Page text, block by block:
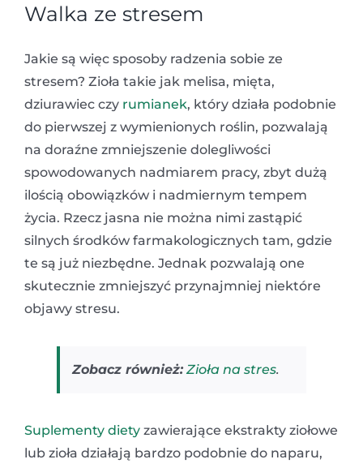
Walka ze stresem
Jakie są więc sposoby radzenia sobie ze
stresem? Zioła takie jak melisa, mięta,
dziurawiec czy rumianek, który działa podobnie
do pierwszej z wymienionych roślin, pozwalają
na doraźne zmniejszenie dolegliwości
spowodowanych nadmiarem pracy, zbyt dużą
ilością obowiązków i nadmiernym tempem
życia. Rzecz jasna nie można nimi zastąpić
silnych środków farmakologicznych tam, gdzie
te są już niezbędne. Jednak pozwalają one
skutecznie zmniejszyć przynajmniej niektóre
objawy stresu.
Zobacz również: Zioła na stres.
Suplementy diety zawierające ekstrakty ziołowe
lub zioła działają bardzo podobnie do naparu,